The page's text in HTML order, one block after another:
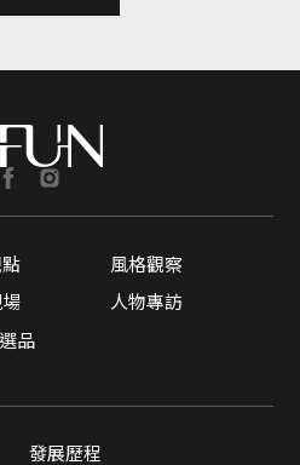
風格觀察
人物專訪
品
發展歷程